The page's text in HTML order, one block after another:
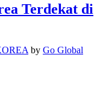
Terdekat di
by Go Global